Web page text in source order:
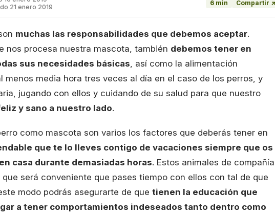
21 enero 2019
6 min Compartir ↗
muchas las responsabilidades que debemos aceptar.
nos procesa nuestra mascota, también debemos tener en
sus necesidades básicas , así como la alimentación
menos media hora tres veces al día en el caso de los perros, y
jugando con ellos y cuidando de su salud para que nuestro
y sano a nuestro lado.
como mascota son varios los factores que deberás tener en
que te lo lleves contigo de vacaciones siempre que os
casa durante demasiadas horas. Estos animales de compañía
será conveniente que pases tiempo con ellos con tal de que
modo podrás asegurarte de que tienen la educación que
a tener comportamientos indeseados tanto dentro como